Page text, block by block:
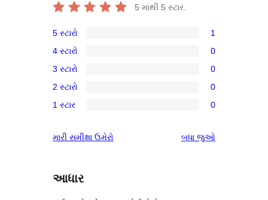
5 માંથી 5 સ્ટાર.
5-
સ્ટાર
સમીક્ષા
5 સ્ટારો 1
4-
સ્ટાર
સમીક્ષાઓ
4 સ્ટારો 0
3-
સ્ટાર
3 સ્ટારો 0
2-
સમીક્ષાઓ
2 સ્ટારો 0
સ્ટાર
1 સ્ટાર 0
મારી સમીક્ષા ઉમેરો બધા સમીક્ષાઓ
જુઓ
આધાર